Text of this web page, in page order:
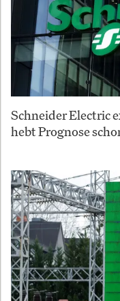
Schneider Electric
hebt Prognose